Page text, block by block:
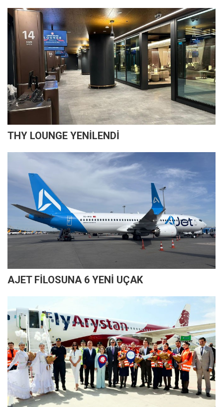
THY LOUNGE YENİLENDİ
AJET FİLOSUNA 6 YENİ UÇAK